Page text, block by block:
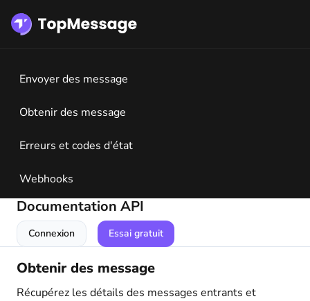
Envoyer des message
Obtenir des message
Erreurs et codes d'état
Webhooks
Documentation API
Connexion Essai gratuit
Obtenir des message
Récupérez les détails des messages entrants et